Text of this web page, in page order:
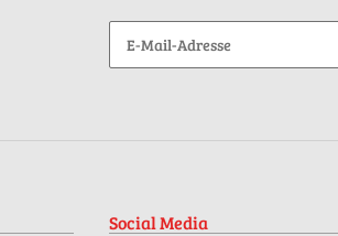
Social Media